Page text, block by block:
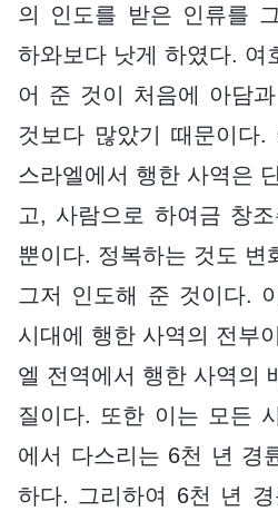
의 인도를 받은 인류를
하와보다 낫게 하였다. 여
어 준 것이 처음에 아담
것보다 많았기 때문이다.
스라엘에서 행한 사역은
고, 사람으로 하여금 창
뿐이다. 정복하는 것도 변
그저 인도해 준 것이다.
시대에 행한 사역의 전부
엘 전역에서 행한 사역의
질이다. 또한 이는 모든
에서 다스리는 6천 년 경
하다. 그리하여 6천 년